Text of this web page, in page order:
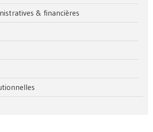
& financières